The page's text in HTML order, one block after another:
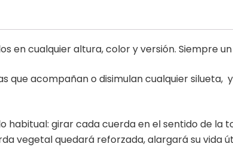
en cualquier altura, color y versión. Siempre
que acompañan o disimulan cualquier
habitual: girar cada cuerda en el sentido de la
vegetal quedará reforzada, alargará su vida